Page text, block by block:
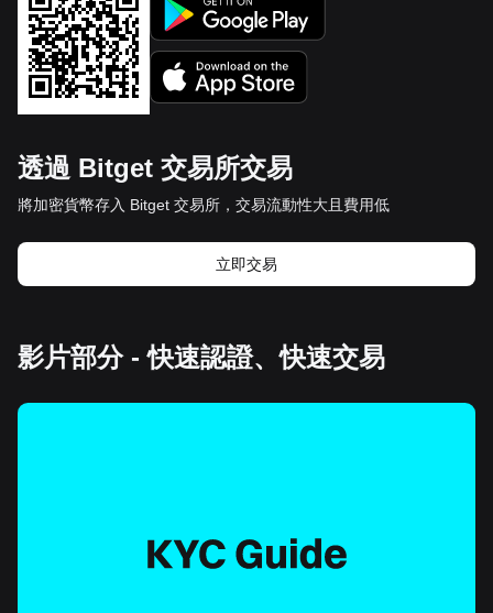
透過 Bitget 交易所交易
將加密貨幣存入 Bitget 交易所，交易流動性大且費用低
立即交易
影片部分 - 快速認證、快速交易